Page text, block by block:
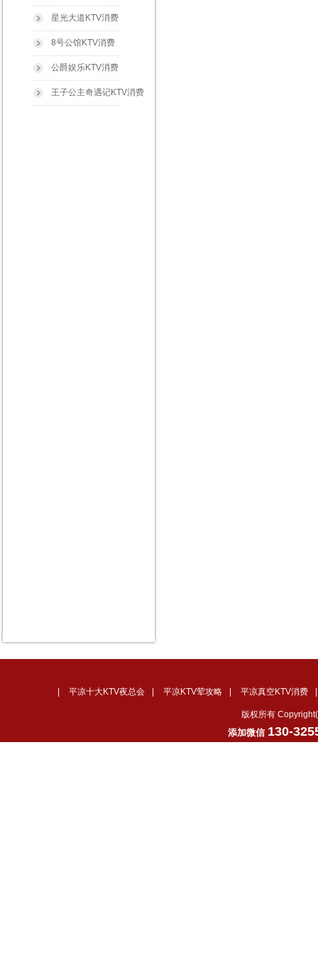
星光大道KTV消费
8号公馆KTV消费
公爵娱乐KTV消费
王子公主奇遇记KTV消费
平凉十大KTV夜总会 平凉KTV荤攻略 平凉真空KTV消费
版权所有
添加微信 130-